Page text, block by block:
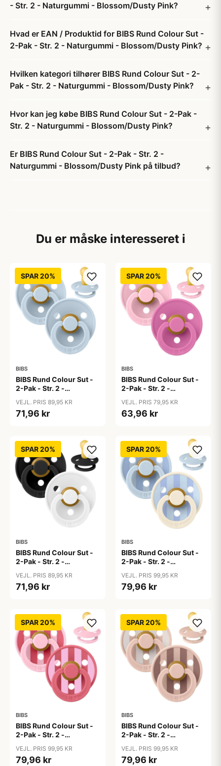
- Str. 2 - Naturgummi - Blossom/Dusty Pink?
Hvad er EAN / Produktid for BIBS Rund Colour Sut -
2-Pak - Str. 2 - Naturgummi - Blossom/Dusty Pink?
Hvilken kategori tilhører BIBS Rund Colour Sut - 2-
Pak - Str. 2 - Naturgummi - Blossom/Dusty Pink?
Hvor kan jeg købe BIBS Rund Colour Sut - 2-Pak -
Str. 2 - Naturgummi - Blossom/Dusty Pink?
Er BIBS Rund Colour Sut - 2-Pak - Str. 2 -
Naturgummi - Blossom/Dusty Pink på tilbud?
Du er måske interesseret i
SPAR 20%
BIBS
BIBS Rund Colour Sut -
2-Pak - Str. 2 -
Blue/Baby Blue
VEJL. PRIS 89,95 KR
71,96 kr
SPAR 20%
BIBS
BIBS Rund Colour Sut -
2-Pak - Str. 2 -
Pink/Bubblegum
VEJL. PRIS 79,95 KR
63,96 kr
SPAR 20%
BIBS
BIBS Rund Colour Sut -
2-Pak - Str. 2 -
Black/White
VEJL. PRIS 89,95 KR
71,96 kr
SPAR 20%
BIBS
BIBS Rund Colour Sut -
2-Pak - Str. 2 -
Studio - Baby Blue/Dusty
Blue Mix
VEJL. PRIS 99,95 KR
79,96 kr
SPAR 20%
BIBS
BIBS Rund Colour Sut -
2-Pak - Str. 2 -
Studio - Baby Pink/Coral
Mix
VEJL. PRIS 99,95 KR
79,96 kr
SPAR 20%
BIBS
BIBS Rund Colour Sut -
2-Pak - Str. 2 -
Studio - Blush Mix
VEJL. PRIS 99,95 KR
79,96 kr